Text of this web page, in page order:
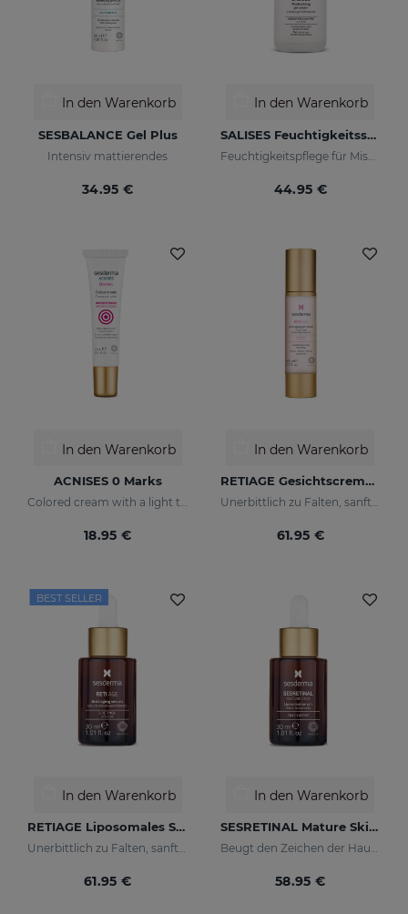
In den Warenkorb
SESBALANCE Gel Plus
Intensiv mattierendes
34.95 €
In den Warenkorb
SALISES Feuchtigkeitsspendendes Cremegel
Feuchtigkeitspflege für Mischhaut mit Neigung zu Akne
44.95 €
In den Warenkorb
ACNISES 0 Marks
Colored cream with a light texture
18.95 €
In den Warenkorb
RETIAGE Gesichtscremegel
Unerbittlich zu Falten, sanft zu Ihrer Haut
61.95 €
BEST SELLER
In den Warenkorb
RETIAGE Liposomales Serum
Unerbittlich zu Falten, sanft zu Ihrer Haut
61.95 €
In den Warenkorb
SESRETINAL Mature Skin Liposomales Serum
Beugt den Zeichen der Hautalterung bei reifer Haut vor und mildert sie
58.95 €